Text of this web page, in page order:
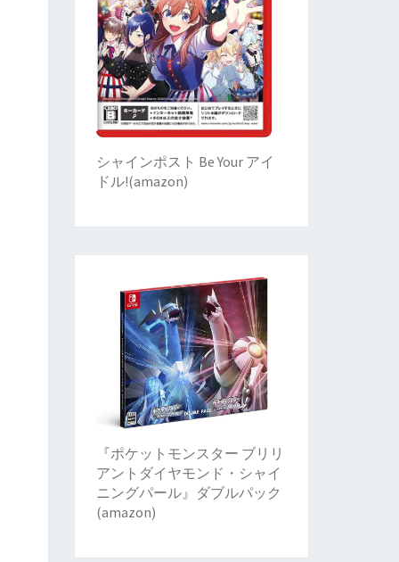
シャインポスト Be Your アイ
ドル!(amazon)
『ポケットモンスター ブリリ
アントダイヤモンド・シャイ
ニングパール』ダブルパック
(amazon)